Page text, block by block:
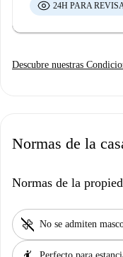
24H PARA
Descubre nuestras
Normas de la
Normas de la
pet_supplies No se admiten